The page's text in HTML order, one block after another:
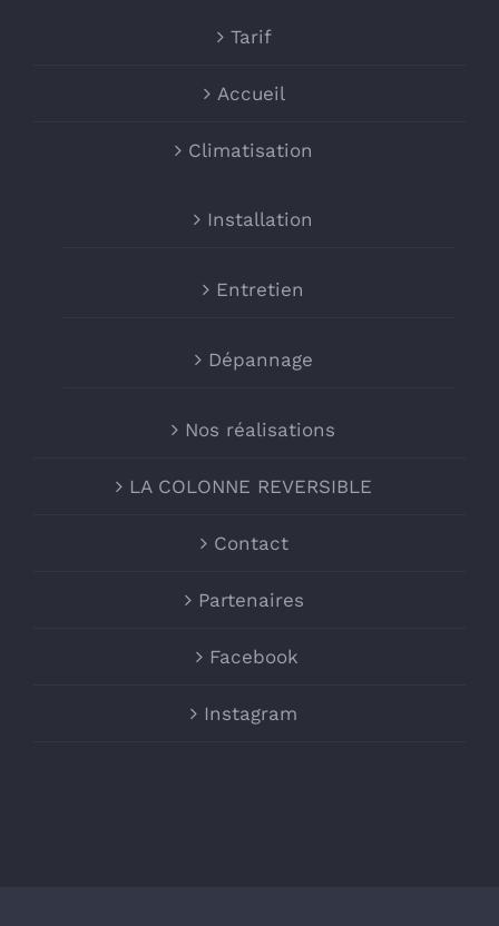
Tarif
Accueil
Climatisation
Installation
Entretien
Dépannage
Nos réalisations
LA COLONNE REVERSIBLE
Contact
Partenaires
Facebook
Instagram